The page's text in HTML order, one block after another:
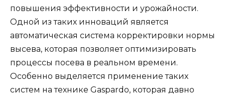
повышения эффективности и урожайности.
Одной из таких инноваций является
автоматическая система корректировки нормы
высева, которая позволяет оптимизировать
процессы посева в реальном времени.
Особенно выделяется применение таких
систем на технике Gaspardo, которая давно